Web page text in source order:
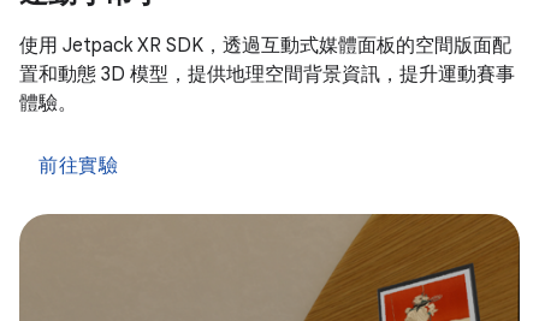
使用 Jetpack XR SDK，透過互動式媒體面板的空間版面配
置和動態 3D 模型，提供地理空間背景資訊，提升運動賽事
體驗。
前往實驗